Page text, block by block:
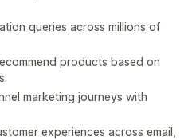
queries across millions of
products based on
marketing journeys with
experiences across email,